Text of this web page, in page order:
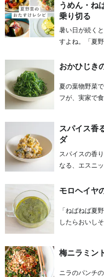
うめん・ね
乗り切る
暑い日が続く
すよね。「夏野
おかひじき
夏の葉物野菜
フが、実家で
スパイス香
ダ
スパイスの香
なる、エスニ
モロヘイヤ
「ねばねば夏
したらおいし
梅ニラミン
ニラのパンチ